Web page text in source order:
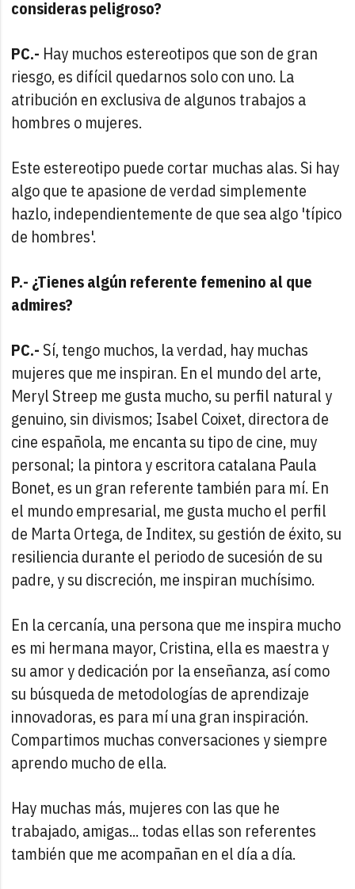
consideras peligroso?
PC.- Hay muchos estereotipos que son de gran
riesgo, es difícil quedarnos solo con uno. La
atribución en exclusiva de algunos trabajos a
hombres o mujeres.
Este estereotipo puede cortar muchas alas. Si hay
algo que te apasione de verdad simplemente
hazlo, independientemente de que sea algo 'típico
de hombres'.
P.- ¿Tienes algún referente femenino al que
admires?
PC.-Sí, tengo muchos, la verdad, hay muchas
mujeres que me inspiran. En el mundo del arte,
Meryl Streep me gusta mucho, su perfil natural y
genuino, sin divismos; Isabel Coixet, directora de
cine española, me encanta su tipo de cine, muy
personal; la pintora y escritora catalana Paula
Bonet, es un gran referente también para mí. En
el mundo empresarial, me gusta mucho el perfil
de Marta Ortega, de Inditex, su gestión de éxito, su
resiliencia durante el periodo de sucesión de su
padre, y su discreción, me inspiran muchísimo.
En la cercanía, una persona que me inspira mucho
es mi hermana mayor, Cristina, ella es maestra y
su amor y dedicación por la enseñanza, así como
su búsqueda de metodologías de aprendizaje
innovadoras, es para mí una gran inspiración.
Compartimos muchas conversaciones y siempre
aprendo mucho de ella.
Hay muchas más, mujeres con las que he
trabajado, amigas... todas ellas son referentes
también que me acompañan en el día a día.